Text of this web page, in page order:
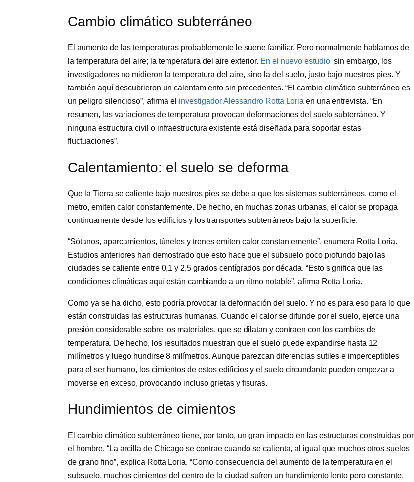
Cambio climático subterráneo
El aumento de las temperaturas probablemente le suene familiar. Pero normalmente hablamos de
la temperatura del aire; la temperatura del aire exterior. En el nuevo estudio, sin embargo, los
investigadores no midieron la temperatura del aire, sino la del suelo, justo bajo nuestros pies. Y
también aquí descubrieron un calentamiento sin precedentes. “El cambio climático subterráneo es
un peligro silencioso”, afirma el investigador Alessandro Rotta Loria en una entrevista. “En
resumen, las variaciones de temperatura provocan deformaciones del suelo subterráneo. Y
ninguna estructura civil o infraestructura existente está diseñada para soportar estas
fluctuaciones”.
Calentamiento: el suelo se deforma
Que la Tierra se caliente bajo nuestros pies se debe a que los sistemas subterráneos, como el
metro, emiten calor constantemente. De hecho, en muchas zonas urbanas, el calor se propaga
continuamente desde los edificios y los transportes subterráneos bajo la superficie.
“Sótanos, aparcamientos, túneles y trenes emiten calor constantemente”, enumera Rotta Loria.
Estudios anteriores han demostrado que esto hace que el subsuelo poco profundo bajo las
ciudades se caliente entre 0,1 y 2,5 grados centígrados por década. “Esto significa que las
condiciones climáticas aquí están cambiando a un ritmo notable”, afirma Rotta Loria.
Como ya se ha dicho, esto podría provocar la deformación del suelo. Y no es para eso para lo que
están construidas las estructuras humanas. Cuando el calor se difunde por el suelo, ejerce una
presión considerable sobre los materiales, que se dilatan y contraen con los cambios de
temperatura. De hecho, los resultados muestran que el suelo puede expandirse hasta 12
milímetros y luego hundirse 8 milímetros. Aunque parezcan diferencias sutiles e imperceptibles
para el ser humano, los cimientos de estos edificios y el suelo circundante pueden empezar a
moverse en exceso, provocando incluso grietas y fisuras.
Hundimientos de cimientos
El cambio climático subterráneo tiene, por tanto, un gran impacto en las estructuras construidas por
el hombre. “La arcilla de Chicago se contrae cuando se calienta, al igual que muchos otros suelos
de grano fino”, explica Rotta Loria. “Como consecuencia del aumento de la temperatura en el
subsuelo, muchos cimientos del centro de la ciudad sufren un hundimiento lento pero constante.